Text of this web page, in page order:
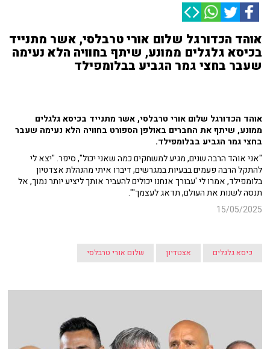
אוהד הכדורגל שלום אורי טרבלסי, אשר מתנייד
בכיסא גלגלים ממונע, שיתף בחוויה הלא נעימה
שעבר בחצי גמר הגביע בבלומפילד
אוהד הכדורגל שלום אורי טרבלסי, אשר מתנייד בכיסא גלגלים
ממונע, שיתף את החברים באולפן הספורט בחוויה הלא נעימה שעבר
בחצי גמר הגביע בבלומפילד.
"אני אוהד הרבה שנים, מגיע למשחקים כמה שאני יכול", סיפר. "יצא לי
להתקל הרבה פעמים בבעיות במגרשים, דיברו איתי מהנהלת אצדטיון
בלומפילד, אמרו לי 'עבורך אנחנו יכולים להעביר אותך ליציע יותר נמוך, אל
תנסה לשנות את העולם, תדאג לעצמך'".
15/05/2025
כיסא גלגלים אצטדיון שלום אורי טרבלסי